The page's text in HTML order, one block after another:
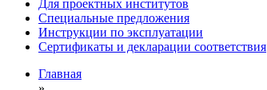
Для проектных институтов
Специальные предложения
Инструкции по эксплуатации
Сертификаты и декларации соответствия
Главная